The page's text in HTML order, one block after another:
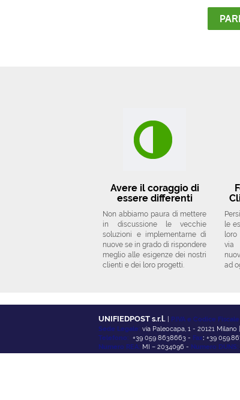
Avere il coraggio di
essere differenti
Non abbiamo paura di mettere
in discussione le vecchie
soluzioni e implementarne di
nuove se in grado di rispondere
meglio alle esigenze dei nostri
clienti e dei loro progetti.
le
via
ad
UNIFIEDPOST s.r.l. P.IVA e Codice Fiscale
Sede Legale: via Paleocapa, 1 - 20121 Milano
Telefono: +39 059 8638663 - Fax: +39
Numero REA: MI – 2034096 - Numero DUNS: